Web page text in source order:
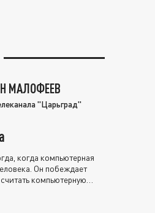
МАЛОФЕЕВ
"Царьград"
когда компьютерная
Он побеждает
компьютерную